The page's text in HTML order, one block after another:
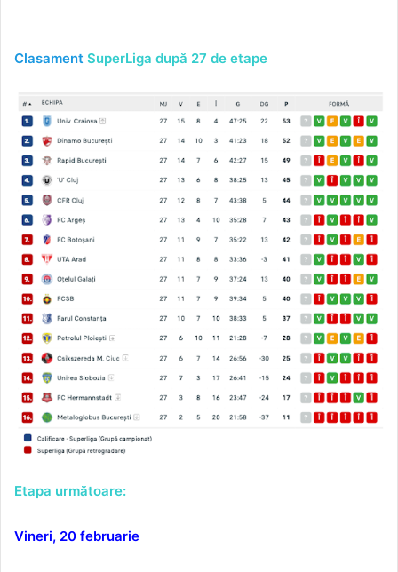
Clasament SuperLiga după 27 de etape
Etapa următoare:
Vineri, 20 februarie